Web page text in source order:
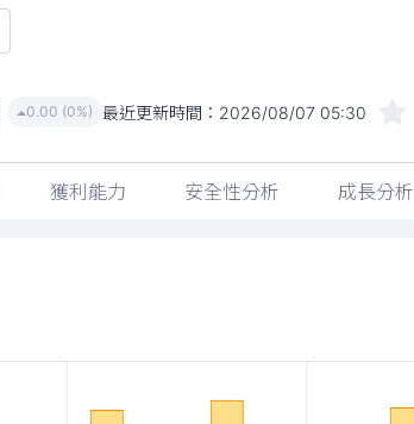
0.00 (0%) 最近更新時間： 2026/08/07 05:30
獲利能力 安全性分析 成長分析